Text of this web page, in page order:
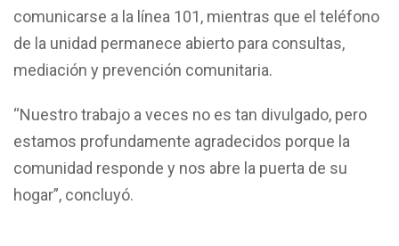
comunicarse a la línea 101, mientras que el teléfono
de la unidad permanece abierto para consultas,
mediación y prevención comunitaria.
“Nuestro trabajo a veces no es tan divulgado, pero
estamos profundamente agradecidos porque la
comunidad responde y nos abre la puerta de su
hogar”, concluyó.